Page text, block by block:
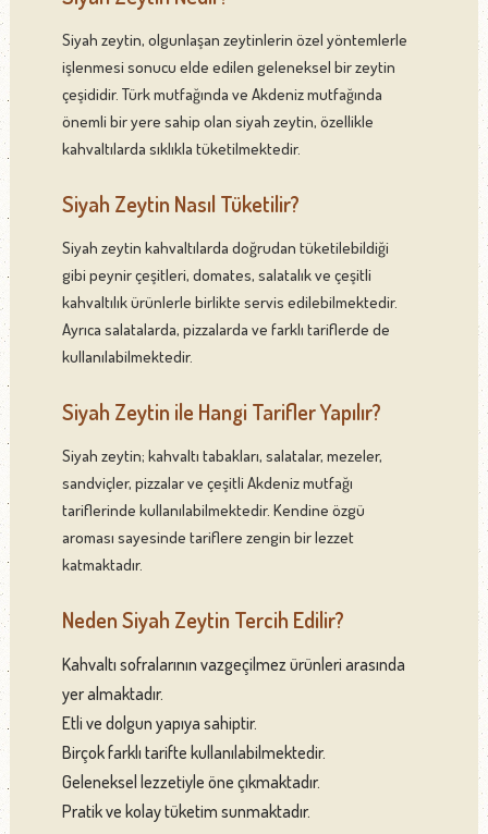
Siyah zeytin, olgunlaşan zeytinlerin özel yöntemlerle
işlenmesi sonucu elde edilen geleneksel bir zeytin
çeşididir. Türk mutfağında ve Akdeniz mutfağında
önemli bir yere sahip olan siyah zeytin, özellikle
kahvaltılarda sıklıkla tüketilmektedir.
Siyah Zeytin Nasıl Tüketilir?
Siyah zeytin kahvaltılarda doğrudan tüketilebildiği
gibi peynir çeşitleri, domates, salatalık ve çeşitli
kahvaltılık ürünlerle birlikte servis edilebilmektedir.
Ayrıca salatalarda, pizzalarda ve farklı tariflerde de
kullanılabilmektedir.
Siyah Zeytin ile Hangi Tarifler Yapılır?
Siyah zeytin; kahvaltı tabakları, salatalar, mezeler,
sandviçler, pizzalar ve çeşitli Akdeniz mutfağı
tariflerinde kullanılabilmektedir. Kendine özgü
aroması sayesinde tariflere zengin bir lezzet
katmaktadır.
Neden Siyah Zeytin Tercih Edilir?
Kahvaltı sofralarının vazgeçilmez ürünleri arasında
yer almaktadır.
Etli ve dolgun yapıya sahiptir.
Birçok farklı tarifte kullanılabilmektedir.
Geleneksel lezzetiyle öne çıkmaktadır.
Pratik ve kolay tüketim sunmaktadır.